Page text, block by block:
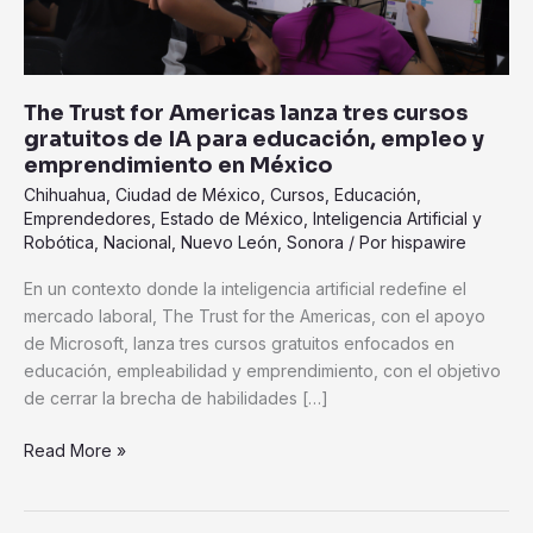
The Trust for Americas lanza tres cursos
gratuitos de IA para educación, empleo y
emprendimiento en México
Chihuahua Ciudad de México Cursos Educación
Emprendedores Estado de México Inteligencia Artificial y
Robótica Nacional Nuevo León Sonora / Por hispawire
En un contexto donde la inteligencia artificial redefine el
mercado laboral, The Trust for the Americas, con el apoyo
de Microsoft, lanza tres cursos gratuitos enfocados en
educación, empleabilidad y emprendimiento, con el objetivo
de cerrar la brecha de habilidades […]
para
educación,
y
emprendimiento
en
México
Read More »